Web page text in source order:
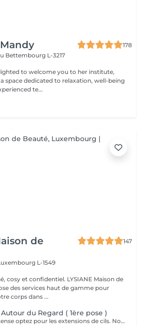
178
Bettembourg L-3217
to welcome you to her institute,
space dedicated to relaxation, well-being
Our experienced te...
de
147
L-1549
LYSIANE Maison de
des services haut de gamme pour
corps dans ...
du Regard ( 1ère pose )
Pour un regard intense optez pour les extensions de cils. Nous travaillons de manière naturelle en utilisant uniquement des cils 1D, 2D et 3D avec une épaisseur normale.